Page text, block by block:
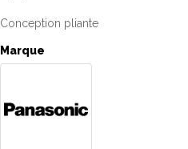
Conception pliante
Marque